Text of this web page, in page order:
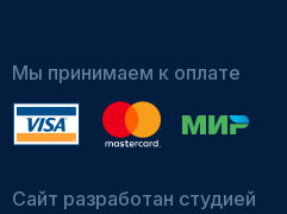
Мы принимаем к оплате
Сайт разработан студией